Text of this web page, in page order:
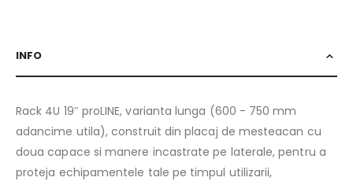
INFO
Rack 4U 19″ proLINE, varianta lunga (600 - 750 mm
adancime utila), construit din placaj de mesteacan cu
doua capace si manere incastrate pe laterale, pentru a
proteja echipamentele tale pe timpul utilizarii,